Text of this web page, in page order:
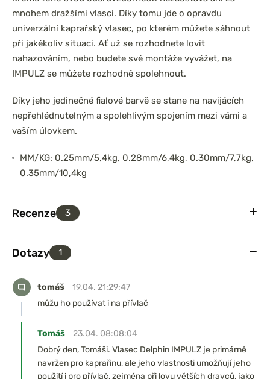
mnohem dražšími vlasci. Díky tomu jde o opravdu
univerzální kaprařský vlasec, po kterém můžete sáhnout
při jakékoliv situaci. Ať už se rozhodnete lovit
nahazováním, nebo budete své montáže vyvážet, na
IMPULZ se můžete rozhodně spolehnout.
Díky jeho jedinečné fialové barvě se stane na navijácích
nepřehlédnutelným a spolehlivým spojením mezi vámi a
vaším úlovkem.
MM/KG: 0.25mm/5,4kg, 0.28mm/6,4kg, 0.30mm/7,7kg,
0.35mm/10,4kg
Recenze 3
Dotazy 1
tomáš
19.04. 21:29:47
můžu ho používat i na přívlač
Tomáš
23.04. 08:08:04
Dobrý den, Tomáši. Vlasec Delphin IMPULZ je primárně
navržen pro kaprařinu, ale jeho vlastnosti umožňují jeho
použití i pro přívlač, zejména při lovu větších dravců, jako